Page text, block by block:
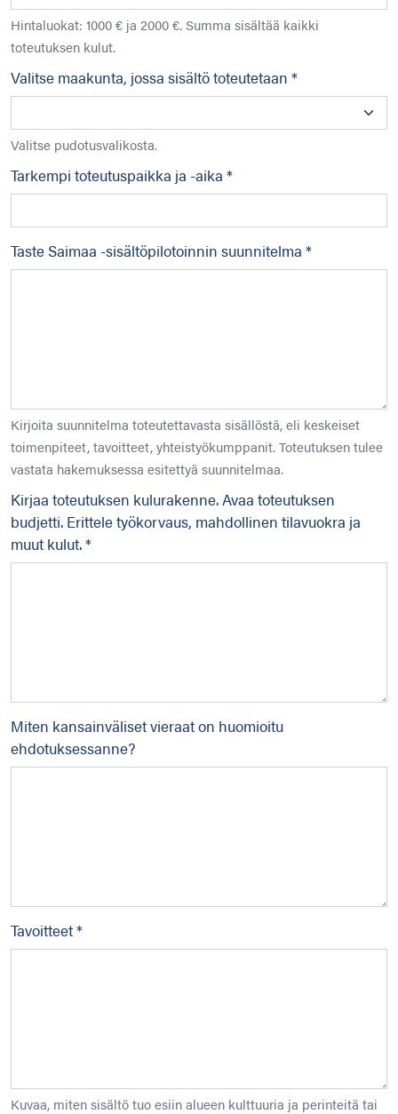
Hintaluokat: 1000 € ja 2000 €. Summa sisältää kaikki
toteutuksen kulut.
Valitse maakunta, jossa sisältö toteutetaan *
Valitse pudotusvalikosta.
Tarkempi toteutuspaikka ja -aika *
Taste Saimaa -sisältöpilotoinnin suunnitelma *
Kirjoita suunnitelma toteutettavasta sisällöstä, eli keskeiset
toimenpiteet, tavoitteet, yhteistyökumppanit. Toteutuksen tulee
vastata hakemuksessa esitettyä suunnitelmaa.
Kirjaa toteutuksen kulurakenne. Avaa toteutuksen
budjetti. Erittele työkorvaus, mahdollinen tilavuokra ja
muut kulut. *
Miten kansainväliset vieraat on huomioitu
ehdotuksessanne?
Tavoitteet *
Kuvaa, miten sisältö tuo esiin alueen kulttuuria ja perinteitä tai